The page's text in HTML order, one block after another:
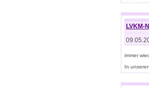
LVKM-
immer
In